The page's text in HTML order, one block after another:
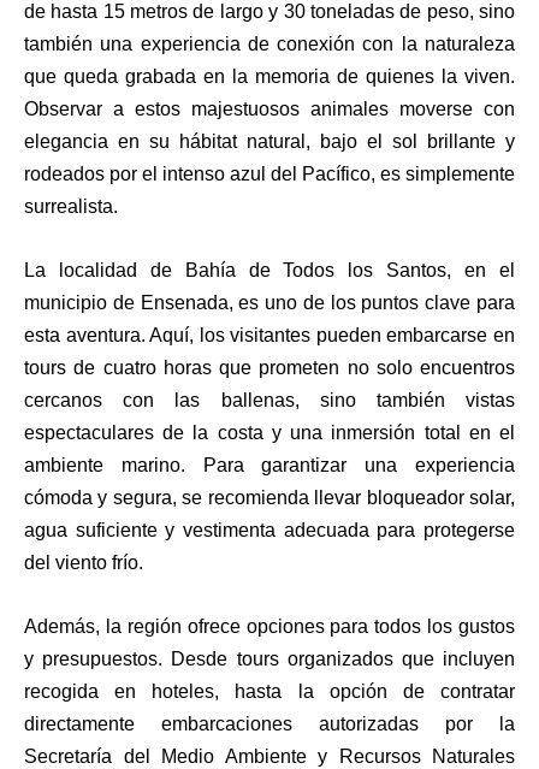
de hasta 15 metros de largo y 30 toneladas de peso, sino
también una experiencia de conexión con la naturaleza
que queda grabada en la memoria de quienes la viven.
Observar a estos majestuosos animales moverse con
elegancia en su hábitat natural, bajo el sol brillante y
rodeados por el intenso azul del Pacífico, es simplemente
surrealista.
La localidad de Bahía de Todos los Santos, en el
municipio de Ensenada, es uno de los puntos clave para
esta aventura. Aquí, los visitantes pueden embarcarse en
tours de cuatro horas que prometen no solo encuentros
cercanos con las ballenas, sino también vistas
espectaculares de la costa y una inmersión total en el
ambiente marino. Para garantizar una experiencia
cómoda y segura, se recomienda llevar bloqueador solar,
agua suficiente y vestimenta adecuada para protegerse
del viento frío.
Además, la región ofrece opciones para todos los gustos
y presupuestos. Desde tours organizados que incluyen
recogida en hoteles, hasta la opción de contratar
directamente embarcaciones autorizadas por la
Secretaría del Medio Ambiente y Recursos Naturales